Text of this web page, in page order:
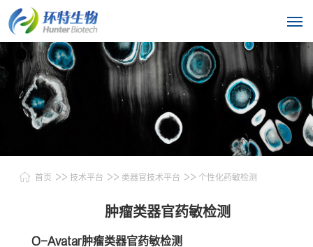
首页 >> 技术平台 >> 类器官技术平台 >> 个性化药敏检测
肿瘤类器官药敏检测
O-Avatar肿瘤类器官药敏检测